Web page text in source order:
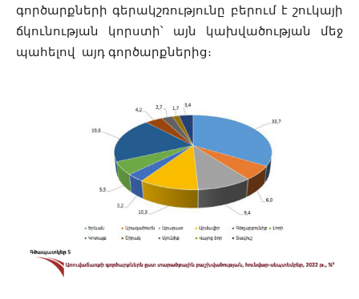
գործարքների գերակշռությունը բերում է շուկայի
ճկունության կորստի՝ այն կախվածության մեջ
պահելով այդ գործարքներից։